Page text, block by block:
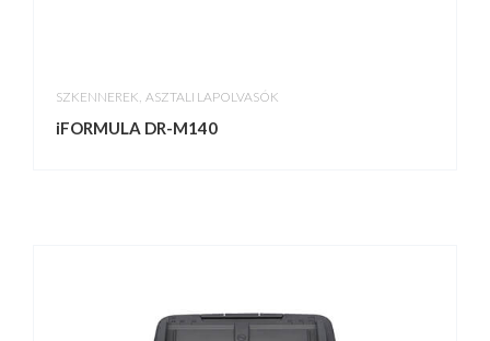
SZKENNEREK ASZTALI LAPOLVASÓK
iFORMULA DR-M140